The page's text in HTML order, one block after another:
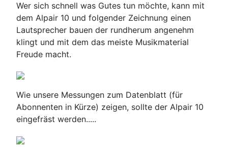
Wer sich schnell was Gutes tun möchte, kann mit
dem Alpair 10 und folgender Zeichnung einen
Lautsprecher bauen der rundherum angenehm
klingt und mit dem das meiste Musikmaterial
Freude macht.
Wie unsere Messungen zum Datenblatt (für
Abonnenten in Kürze) zeigen, sollte der Alpair 10
eingefräst werden.....